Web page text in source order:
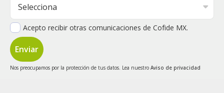
Acepto recibir otras comunicaciones de Cofide MX.
Nos preocupamos por la protección de tus datos. Lea nuestro Aviso de privacidad